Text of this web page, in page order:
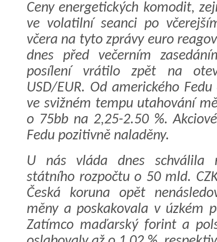
Ceny energetických komodit,
ve volatilní seanci po
včera na tyto zprávy euro
dnes před večerním
posílení vrátilo zpět na
USD/EUR. Od amerického
ve svižném tempu utahování
o 75bb na 2,25-2.50 %.
Fedu pozitivně naladěny.
U nás vláda dnes schválila
státního rozpočtu o 50 mld.
Česká koruna opět
měny a poskakovala v úzkém
Zatímco maďarský forint a